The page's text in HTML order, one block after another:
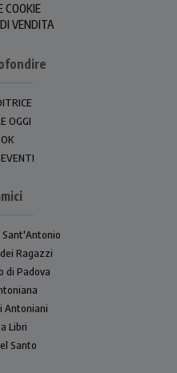
COOKIE
VENDITA
OGGI
Sant'Antonio
Ragazzi
di Padova
Antoniani
Libri
Santo